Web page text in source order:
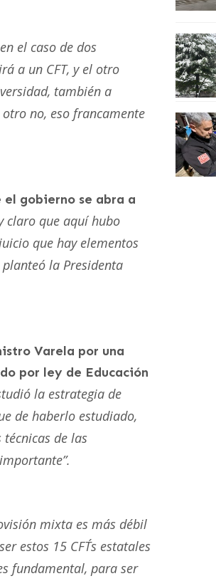
el caso de dos
a un CFT, y el otro
también a
no, eso francamente
gobierno se abra a
claro que aquí hubo
que hay elementos
la Presidenta
Varela por una
por ley de Educación
la estrategia de
de haberlo estudiado,
de las
mixta es más débil
estos 15 CFT´s estatales
fundamental, para ser